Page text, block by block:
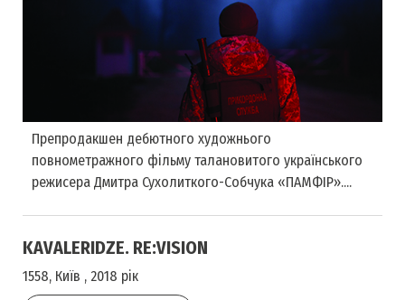
Препродакшен дебютного художнього
повнометражного фільму талановитого українського
режисера Дмитра Сухолиткого-Собчука «ПАМФІР»....
KAVALERIDZE. RE:VISION
1558, Київ , 2018 рік